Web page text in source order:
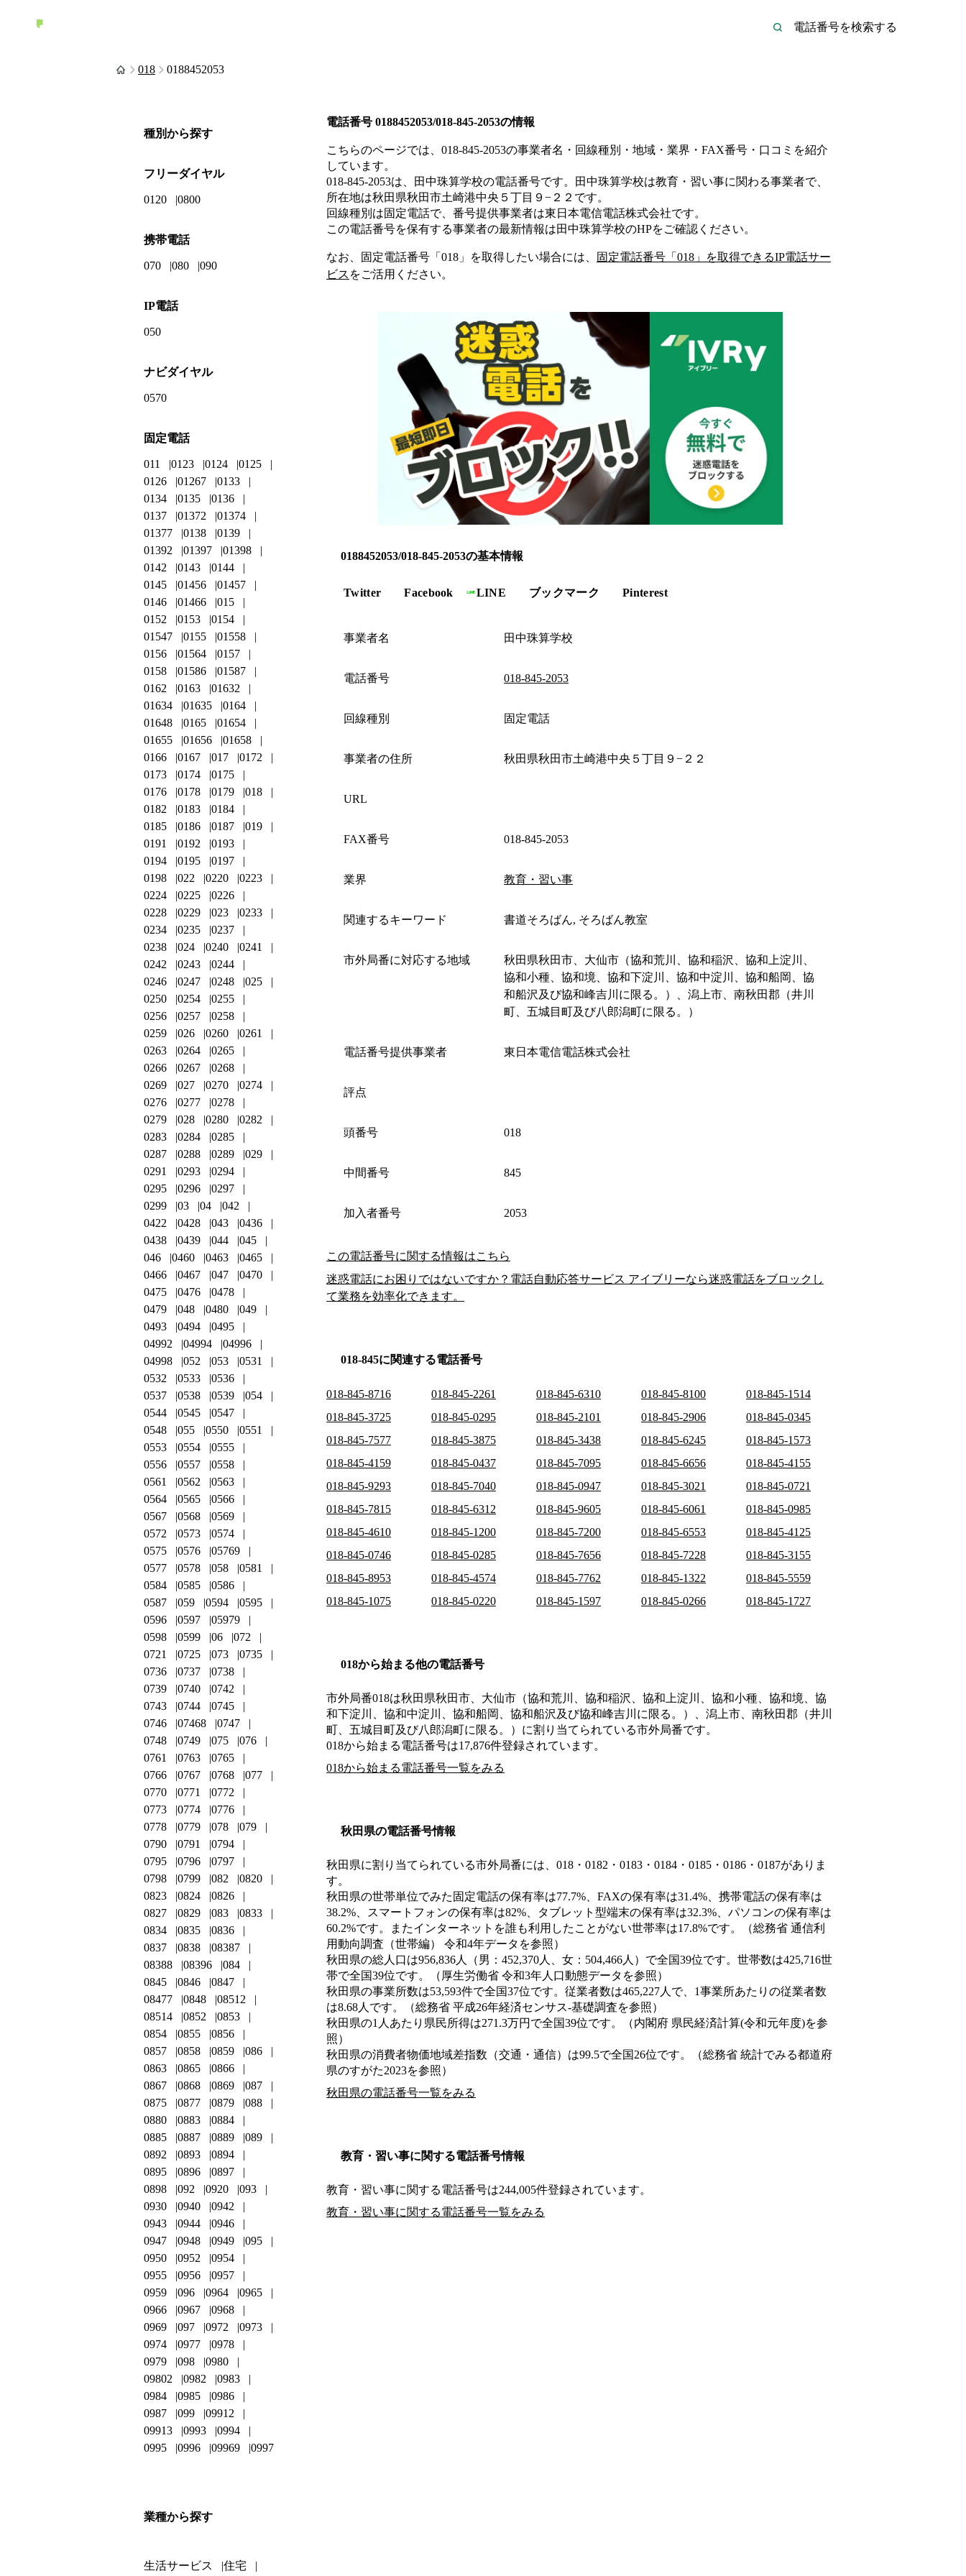
018 0188452053
電話番号 0188452053/018-845-2053の情報
こちらのページでは、 018-845-2053の事業者名・回線種別・地域・業界・FAX番号・口コミを紹介
しています。
018-845-2053は、 田中珠算学校の電話番号です。 田中珠算学校は教育・習い事に関わる事業者で、
所在地は秋田県秋田市土崎港中央５丁目９−２２ です。
回線種別は固定電話で、番号提供事業者は東日本電信電話株式会社です。
この電話番号を保有する事業者の最新情報は田中珠算学校のHPをご確認ください。
なお、固定電話番号「 018 」を取得したい場合には、 固定電話番号「 018 」を取得できるIP電話サー
ビス をご活用ください。
0188452053/018-845-2053の基本情報
Twitter Facebook LINE ブックマーク Pinterest
事業者名 田中珠算学校
電話番号 018-845-2053
回線種別 固定電話
事業者の住所 秋田県秋田市土崎港中央５丁目９−２２
URL
FAX番号 018-845-2053
業界 教育・習い事
関連するキーワード 書道そろばん, そろばん教室
市外局番に対応する地域
秋田県秋田市、大仙市（協和荒川、協和稲沢、協和上淀川、
協和小種、協和境、協和下淀川、協和中淀川、協和船岡、協
和船沢及び協和峰吉川に限る。）、潟上市、南秋田郡（井川
町、五城目町及び八郎潟町に限る。）
電話番号提供事業者 東日本電信電話株式会社
評点
頭番号 018
中間番号 845
加入者番号 2053
この電話番号に関する情報はこちら
迷惑電話にお困りではないですか？電話自動応答サービス アイブリーなら迷惑電話をブロックし
て業務を効率化できます。
018-845に関連する電話番号
018-845-8716 018-845-2261 018-845-6310 018-845-8100
018-845-1514
018-845-3725
018-845-0295 018-845-2101 018-845-2906
018-845-0345
018-845-7577
018-845-3875 018-845-3438 018-845-6245
018-845-1573
018-845-4159
018-845-0437 018-845-7095 018-845-6656
018-845-4155
018-845-9293
018-845-7040 018-845-0947 018-845-3021
018-845-0721
018-845-7815
018-845-6312 018-845-9605 018-845-6061
018-845-0985
018-845-4610
018-845-1200 018-845-7200 018-845-6553
018-845-4125
018-845-0746
018-845-0285 018-845-7656 018-845-7228
018-845-3155
018-845-8953
018-845-4574 018-845-7762 018-845-1322
018-845-5559
018-845-1075
018-845-0220 018-845-1597 018-845-0266 018-845-1727
018から始まる他の電話番号
市外局番018は秋田県秋田市、大仙市（協和荒川、協和稲沢、協和上淀川、協和小種、協和境、協
和下淀川、協和中淀川、協和船岡、協和船沢及び協和峰吉川に限る。）、潟上市、南秋田郡（井川
町、五城目町及び八郎潟町に限る。） に割り当てられている市外局番です。
018から始まる電話番号は17,876件登録されています。
018から始まる電話番号一覧をみる
秋田県の電話番号情報
秋田県に割り当てられている市外局番には、018・0182・0183・0184・0185・0186・0187がありま
す。
秋田県の世帯単位でみた固定電話の保有率は77.7%、FAXの保有率は31.4%、携帯電話の保有率は
38.2%、スマートフォンの保有率は82%、タブレット型端末の保有率は32.3%、パソコンの保有率は
60.2%です。またインターネットを誰も利用したことがない世帯率は17.8%です。（総務省 通信利
用動向調査（世帯編） 令和4年データを参照）
秋田県の総人口は956,836人（男：452,370人、女：504,466人）で全国39位です。世帯数は425,716世
帯で全国39位です。（厚生労働省 令和3年人口動態データを参照）
秋田県の事業所数は53,593件で全国37位です。従業者数は465,227人で、1事業所あたりの従業者数
は8.68人です。（総務省 平成26年経済センサス‐基礎調査を参照）
秋田県の1人あたり県民所得は271.3万円で全国39位です。（内閣府 県民経済計算(令和元年度)を参
照）
秋田県の消費者物価地域差指数（交通・通信）は99.5で全国26位です。（総務省 統計でみる都道府
県のすがた2023を参照）
秋田県の電話番号一覧をみる
教育・習い事に関する電話番号情報
教育・習い事に関する電話番号は244,005件登録されています。
教育・習い事に関する電話番号一覧をみる
種別から探す
フリーダイヤル
0120 0800
携帯電話
070 080 090
IP電話
050
ナビダイヤル
0570
固定電話
011 0123 0124
0125
0126
01267
0133
0134
0135
0136
0137
01372
01374
01377
0138
0139
01392
01397
01398
0142
0143
0144
0145
01456
01457
0146
01466
015
0152
0153
0154
01547
0155
01558
0156
01564
0157
0158
01586
01587
0162
0163
01632
01634
01635
0164
01648
0165
01654
01655
01656
01658
0166
0167 017
0172
0173
0174
0175
0176
0178 0179
018
0182
0183
0184
0185
0186 0187
019
0191
0192
0193
0194
0195
0197
0198
022 0220
0223
0224
0225
0226
0228
0229 023
0233
0234
0235
0237
0238
024 0240
0241
0242
0243
0244
0246
0247 0248
025
0250
0254
0255
0256
0257
0258
0259
026 0260
0261
0263
0264
0265
0266
0267
0268
0269
027 0270
0274
0276
0277
0278
0279
028 0280
0282
0283
0284
0285
0287
0288 0289
029
0291
0293
0294
0295
0296
0297
0299
03 04
042
0422
0428 043
0436
0438
0439 044
045
046
0460 0463
0465
0466
0467 047
0470
0475
0476
0478
0479
048 0480
049
0493
0494
0495
04992
04994
04996
04998
052 053
0531
0532
0533
0536
0537
0538 0539
054
0544
0545
0547
0548
055 0550
0551
0553
0554
0555
0556
0557
0558
0561
0562
0563
0564
0565
0566
0567
0568
0569
0572
0573
0574
0575
0576
05769
0577
0578 058
0581
0584
0585
0586
0587
059 0594
0595
0596
0597
05979
0598
0599 06
072
0721
0725 073
0735
0736
0737
0738
0739
0740
0742
0743
0744
0745
0746
07468
0747
0748
0749 075
076
0761
0763
0765
0766
0767 0768
077
0770
0771
0772
0773
0774
0776
0778
0779 078
079
0790
0791
0794
0795
0796
0797
0798
0799 082
0820
0823
0824
0826
0827
0829 083
0833
0834
0835
0836
0837
0838
08387
08388
08396
084
0845
0846
0847
08477
0848
08512
08514
0852
0853
0854
0855
0856
0857
0858 0859
086
0863
0865
0866
0867
0868 0869
087
0875
0877 0879
088
0880
0883
0884
0885
0887 0889
089
0892
0893
0894
0895
0896
0897
0898
092 0920
093
0930
0940
0942
0943
0944
0946
0947
0948 0949
095
0950
0952
0954
0955
0956
0957
0959
096 0964
0965
0966
0967
0968
0969
097 0972
0973
0974
0977
0978
0979
098
0980
09802
0982
0983
0984
0985
0986
0987
099
09912
09913
0993
0994
0995
0996 09969 0997
業種から探す
生活サービス 住宅